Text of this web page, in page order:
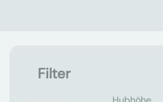
Filter